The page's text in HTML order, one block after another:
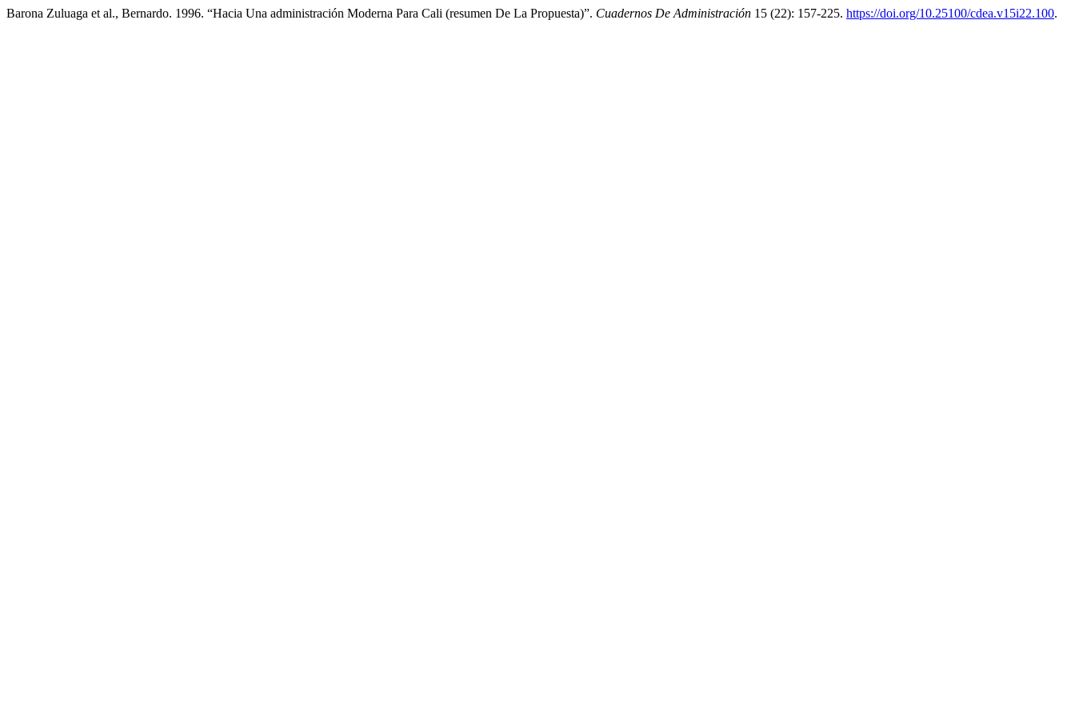
Barona Zuluaga et al., Bernardo. 1996. “Hacia Una administración Moderna Para Cali (resumen De La Propuesta)”. Cuadernos De Administración 15 (22): 157-225. https://doi.org/10.25100/cdea.v15i22.100.